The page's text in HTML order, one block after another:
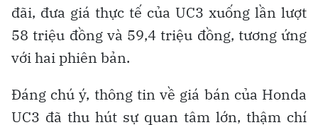
đãi, đưa giá thực tế của UC3 xuống lần lượt
58 triệu đồng và 59,4 triệu đồng, tương ứng
với hai phiên bản.
Đáng chú ý, thông tin về giá bán của Honda
UC3 đã thu hút sự quan tâm lớn, thậm chí